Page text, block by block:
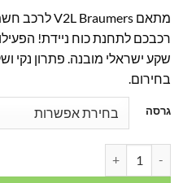
רכבכם לתחנת כוח ניידת!
שקע ישראלי מובנה. פתרון נקי
בחירום.
גרסה